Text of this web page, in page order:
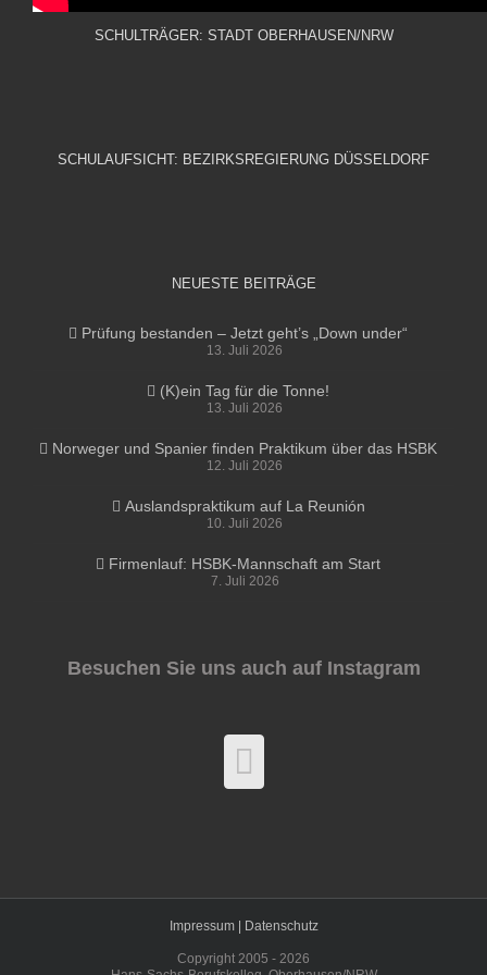
SCHULTRÄGER: STADT OBERHAUSEN/NRW
SCHULAUFSICHT: BEZIRKSREGIERUNG DÜSSELDORF
NEUESTE BEITRÄGE
Prüfung bestanden – Jetzt geht’s „Down under“
13. Juli 2026
(K)ein Tag für die Tonne!
13. Juli 2026
Norweger und Spanier finden Praktikum über das HSBK
12. Juli 2026
Auslandspraktikum auf La Reunión
10. Juli 2026
Firmenlauf: HSBK-Mannschaft am Start
7. Juli 2026
Besuchen Sie uns auch auf Instagram
Impressum | Datenschutz
Copyright 2005 - 2026